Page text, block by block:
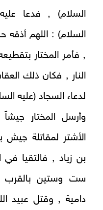
السلام) , فدعا
السلام) : اللهم أذقه
, فأمر المختار
النار , فكان ذلك
لدعاء السجاد (عليه
وأرسل المختار
الأشتر لمقاتلة جيش
بن زياد , فالتقيا
ست وستين
دامية , وقتل عبيد